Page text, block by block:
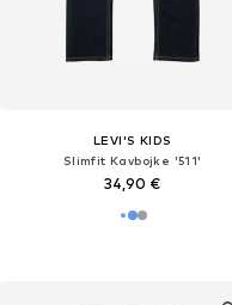
LEVI'S KIDS
Slimfit Kavbojke '511'
34,90 €